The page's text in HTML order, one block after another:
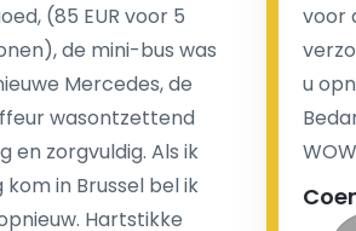
of extra kosten voor
vertraging heeft.
voor meer informatie over uw
boekingsformulier bevat alle
u kunt kiezen en de prijs die u
(85 EUR voor 5
de mini-bus was
Mercedes, de
wasontzettend
en zorgvuldig. Als ik
kom in Brussel bel ik
Hartstikke
voor
u